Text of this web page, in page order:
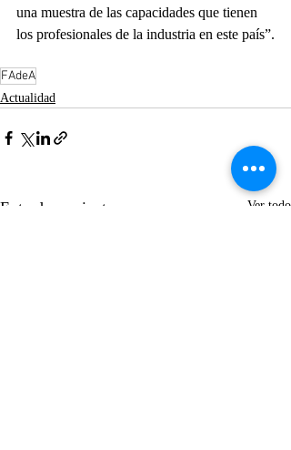
una muestra de las capacidades que tienen
los profesionales de la industria en este país”.
FAdeA
Actualidad
Entradas recientes Ver todo